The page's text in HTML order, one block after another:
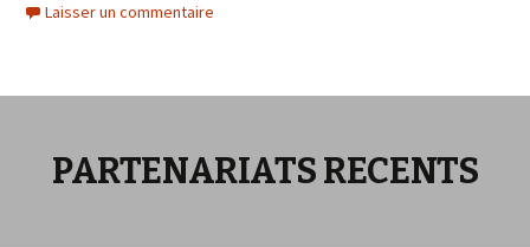
Laisser un commentaire
PARTENARIATS RECENTS